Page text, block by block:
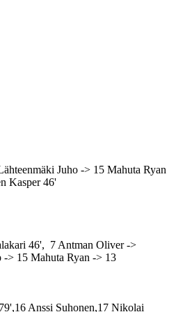
Juho -> 15 Mahuta Ryan
Kasper 46'
46', 7 Antman Oliver ->
> 15 Mahuta Ryan -> 13
,16 Anssi Suhonen,17 Nikolai